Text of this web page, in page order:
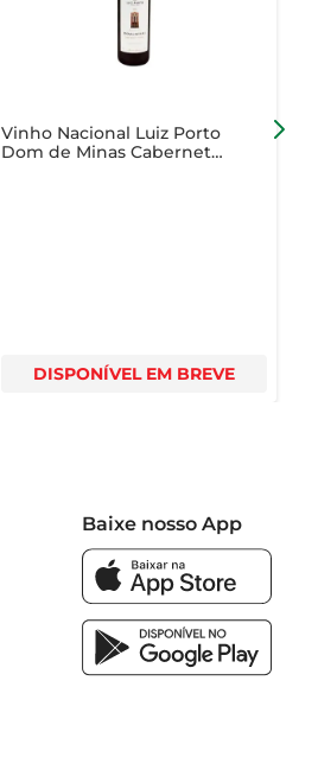
Vinho Nacional Luiz Porto
Dom de Minas Cabernet
DISPONÍVEL EM BREVE
Baixe nosso App